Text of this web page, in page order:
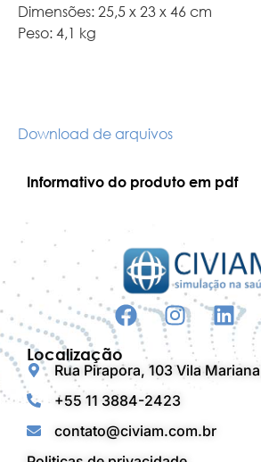
Dimensões: 25,5 x 23 x 46 cm
Peso: 4,1 kg
Download de arquivos
Informativo do produto em pdf
Localização
Rua Pirapora, 103 Vila
+55 11 3884-2423
contato@civiam.com.br